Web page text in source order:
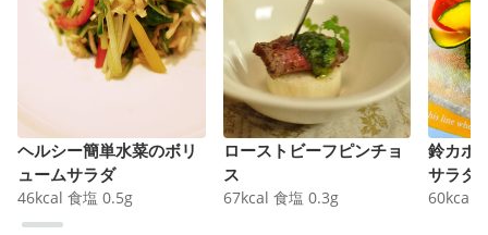
ヘルシー簡単水菜のボリ
ュームサラダ
46kcal 食塩 0.5g
ローストビーフピンチョ
ス
67kcal 食塩 0.3g
鈴カボ
サラダ
60kcal